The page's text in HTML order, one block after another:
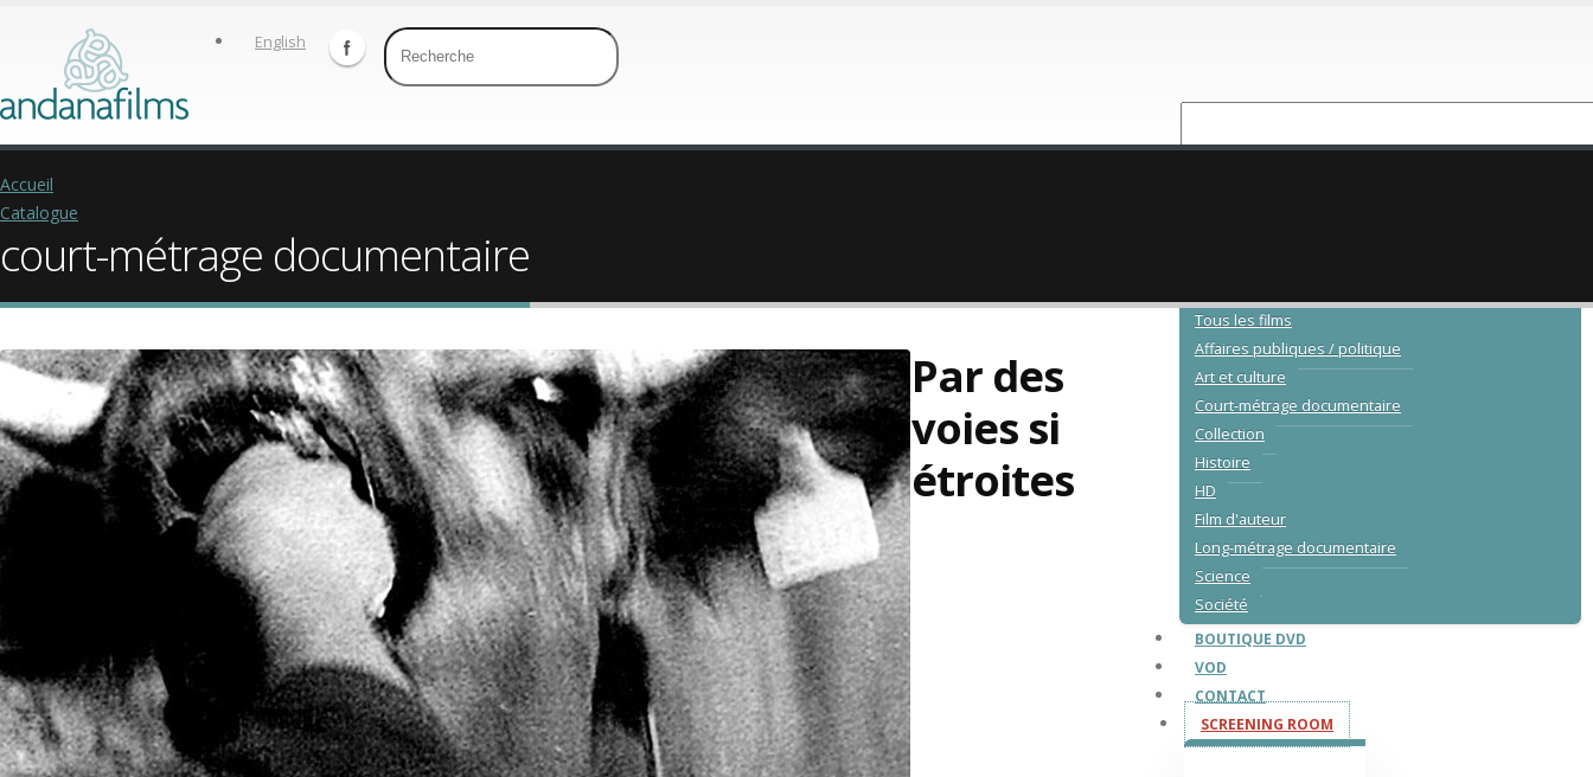
English
Tous les films
Affaires publiques / politique
Art et culture
Court-métrage documentaire
Collection
Histoire
HD
Film d'auteur
Long-métrage documentaire
Science
Société
BOUTIQUE DVD
VOD
CONTACT
SCREENING ROOM
Accueil
Catalogue
court-métrage documentaire
Par des
voies si
étroites